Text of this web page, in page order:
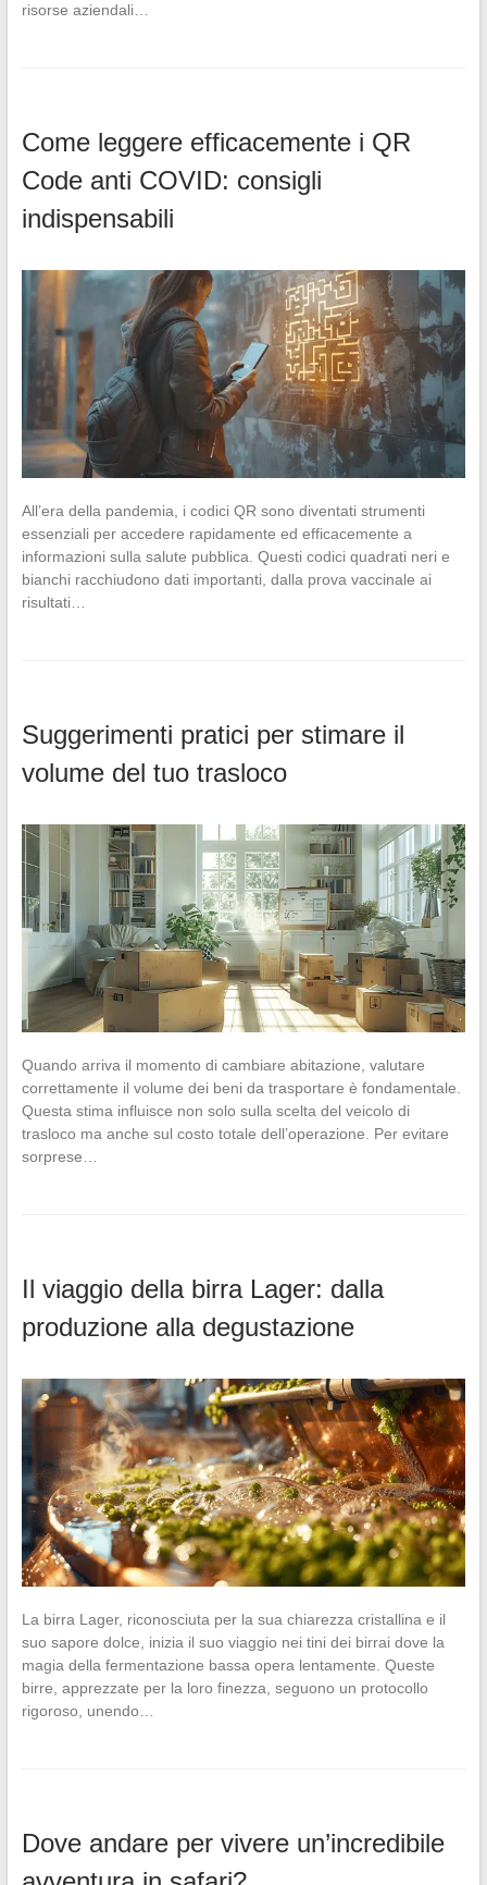
risorse aziendali…
Come leggere efficacemente i QR
Code anti COVID: consigli
indispensabili
All’era della pandemia, i codici QR sono diventati strumenti
essenziali per accedere rapidamente ed efficacemente a
informazioni sulla salute pubblica. Questi codici quadrati neri e
bianchi racchiudono dati importanti, dalla prova vaccinale ai
risultati…
Suggerimenti pratici per stimare il
volume del tuo trasloco
Quando arriva il momento di cambiare abitazione, valutare
correttamente il volume dei beni da trasportare è fondamentale.
Questa stima influisce non solo sulla scelta del veicolo di
trasloco ma anche sul costo totale dell’operazione. Per evitare
sorprese…
Il viaggio della birra Lager: dalla
produzione alla degustazione
La birra Lager, riconosciuta per la sua chiarezza cristallina e il
suo sapore dolce, inizia il suo viaggio nei tini dei birrai dove la
magia della fermentazione bassa opera lentamente. Queste
birre, apprezzate per la loro finezza, seguono un protocollo
rigoroso, unendo…
Dove andare per vivere un’incredibile